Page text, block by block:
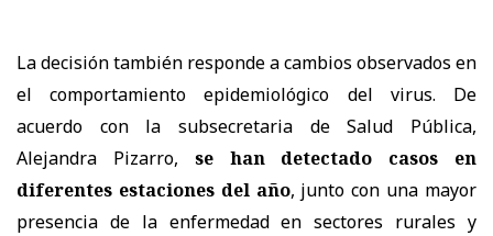
La decisión también responde a cambios observados en
el comportamiento epidemiológico del virus. De
acuerdo con la subsecretaria de Salud Pública,
Alejandra Pizarro, se han detectado casos en
diferentes estaciones del año, junto con una mayor
presencia de la enfermedad en sectores rurales y